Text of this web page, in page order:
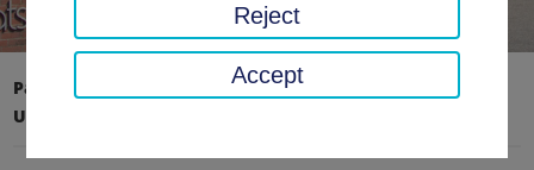
Pagina iniziale
Ufficio distrettuale, distretto
Ultime notizie
Reject
Accept